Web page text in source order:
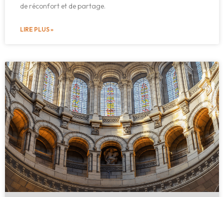
de réconfort et de partage.
LIRE PLUS »